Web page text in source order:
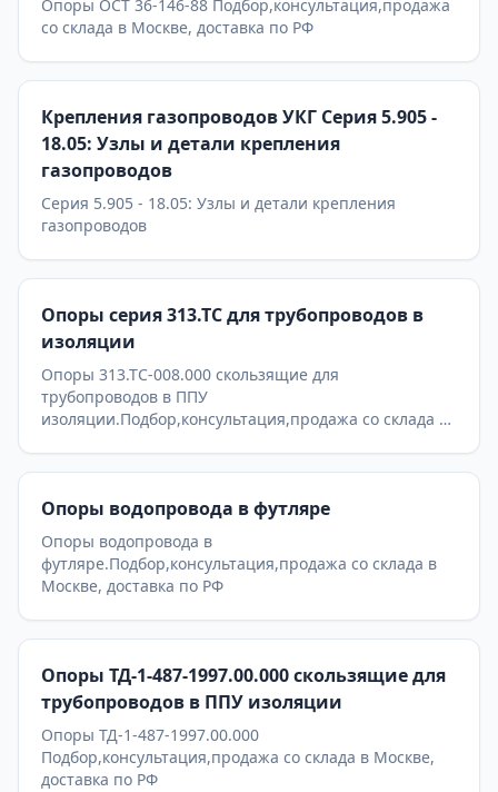
Опоры ОСТ 36-146-88 Подбор,консультация,продажа
со склада в Москве, доставка по РФ
Крепления газопроводов УКГ Серия 5.905 -
18.05: Узлы и детали крепления
газопроводов
Серия 5.905 - 18.05: Узлы и детали крепления
газопроводов
Опоры серия 313.ТС для трубопроводов в
изоляции
Опоры 313.ТС-008.000 скользящие для
трубопроводов в ППУ
изоляции.Подбор,консультация,продажа со склада в
Опоры водопровода в футляре
Опоры водопровода в
футляре.Подбор,консультация,продажа со склада в
Москве, доставка по РФ
Опоры ТД-1-487-1997.00.000 скользящие для
трубопроводов в ППУ изоляции
Опоры ТД-1-487-1997.00.000
Подбор,консультация,продажа со склада в Москве,
доставка по РФ